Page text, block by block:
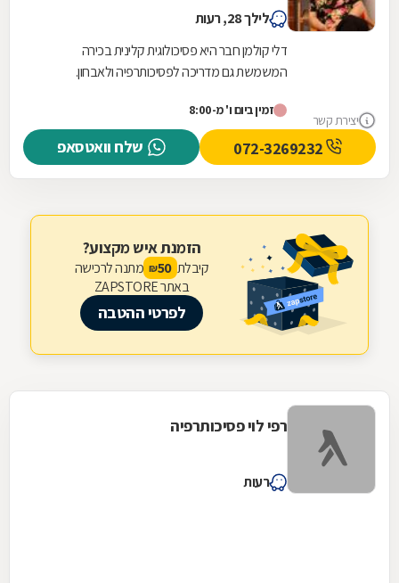
יצירת קשר
לילך 28, רעות
דלי קולמן חבר היא פסיכולוגית קלינית בכירה
המשמשת גם מדריכה לפסיכותרפיה ולאבחון.
ומבוגרים, עם אפשרות...
זמין ביום ו' מ-8:00
שלח וואטסאפ
הזמנת איש מקצוע?
קיבלת 50
₪ מתנה לרכישה
באתר ZAPSTORE
לפרטי ההטבה
רפי לוי פסיכותרפיה
רעות